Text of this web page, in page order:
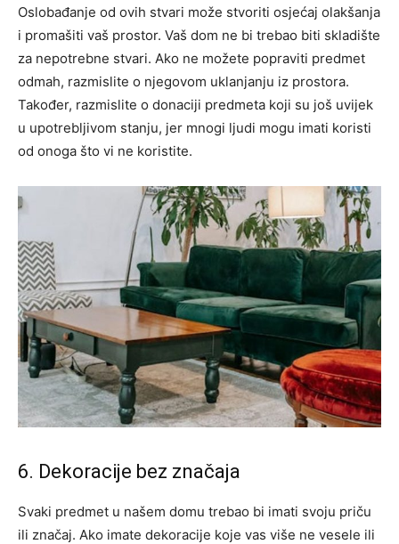
Oslobađanje od ovih stvari može stvoriti osjećaj olakšanja
i promašiti vaš prostor. Vaš dom ne bi trebao biti skladište
za nepotrebne stvari. Ako ne možete popraviti predmet
odmah, razmislite o njegovom uklanjanju iz prostora.
Također, razmislite o donaciji predmeta koji su još uvijek
u upotrebljivom stanju, jer mnogi ljudi mogu imati koristi
od onoga što vi ne koristite.
6. Dekoracije bez značaja
Svaki predmet u našem domu trebao bi imati svoju priču
ili značaj. Ako imate dekoracije koje vas više ne vesele ili